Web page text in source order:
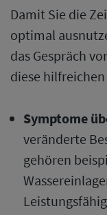
Damit Sie die
optimal
das Gespräch
diese
Symptome
veränderte
gehören